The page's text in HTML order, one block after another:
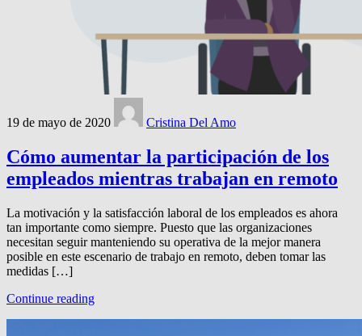
19 de mayo de 2020 Cristina Del Amo
Cómo aumentar la participación de los
empleados mientras trabajan en remoto
La motivación y la satisfacción laboral de los empleados es ahora
tan importante como siempre. Puesto que las organizaciones
necesitan seguir manteniendo su operativa de la mejor manera
posible en este escenario de trabajo en remoto, deben tomar las
medidas […]
Continue reading